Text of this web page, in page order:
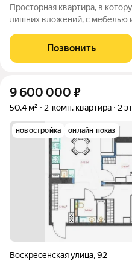
Просторная квартира, в
лишних вложений, с мебелью и техникой
Архангельск Современный 13-этажный дом 2009 годаПозвонить
9 600 000 ₽
50,4 м² 2-комн. квартира 2
новостройка онлайн показ
Воскресенская улица,92